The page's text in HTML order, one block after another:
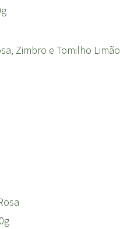
Zimbro e Tomilho Limão